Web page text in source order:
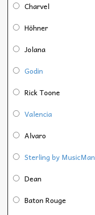
Charvel
Höhner
Jolana
Godin
Rick Toone
Valencia
Alvaro
Sterling by MusicMan
Dean
Baton Rouge